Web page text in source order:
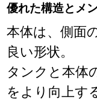
優れた構造とメ
本体は、側面
良い形状。
タンクと本体
をより向上す